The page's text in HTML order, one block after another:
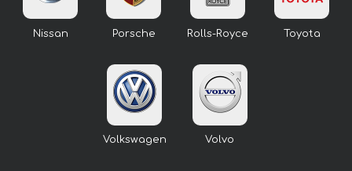
Nissan Porsche Rolls-Royce Toyota
Volkswagen Volvo